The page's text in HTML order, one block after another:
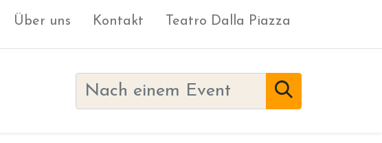
Über uns Kontakt Teatro Dalla Piazza